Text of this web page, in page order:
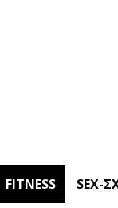
FITNESS SEX-